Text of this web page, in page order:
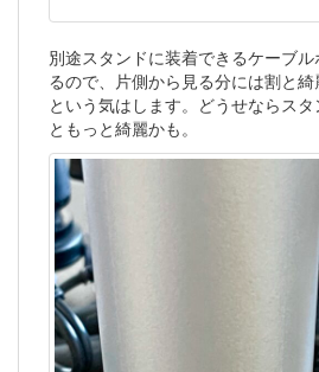
別途スタンドに装着できるケーブ
るので、片側から見る分には割と
という気はします。どうせならス
ともっと綺麗かも。